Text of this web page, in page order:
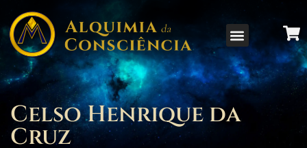
Celso Henrique da
Cruz